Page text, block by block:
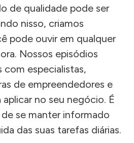
de qualidade pode ser
nisso, criamos
pode ouvir em qualquer
Nossos episódios
especialistas,
de empreendedores e
aplicar no seu negócio. É
se manter informado
das suas tarefas diárias.